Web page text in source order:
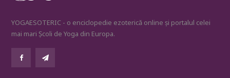
YOGAESOTERIC - o enciclopedie ezoterică online și portalul celei
mai mari Școli de Yoga din Europa.